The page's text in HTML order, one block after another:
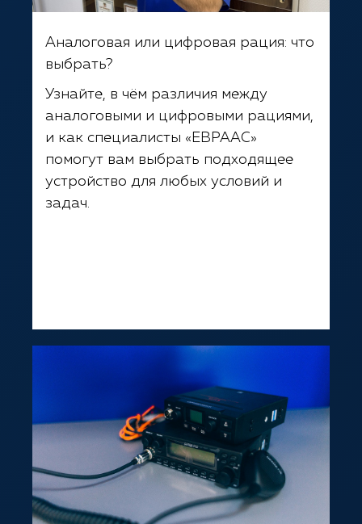
Аналоговая или цифровая рация: что
выбрать?
Узнайте, в чём различия между
аналоговыми и цифровыми рациями,
и как специалисты «ЕВРААС»
помогут вам выбрать подходящее
устройство для любых условий и
задач.